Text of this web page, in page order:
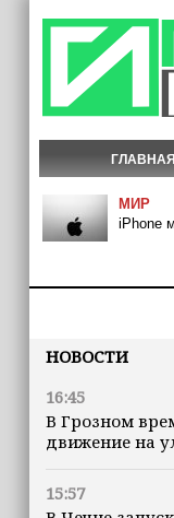
ГЛАВНАЯ
МИР
iPhone
НОВОСТИ
16:45
В Грозном
движение на
15:57